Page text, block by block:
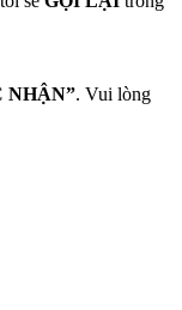
NHẬN”. Vui lòng